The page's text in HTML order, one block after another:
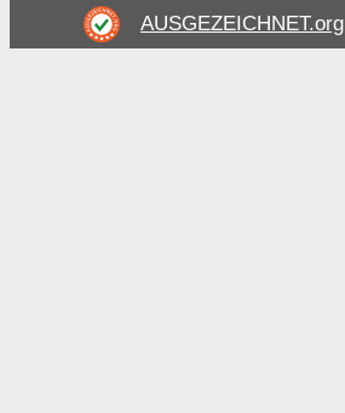
AUSGEZEICHNET.org